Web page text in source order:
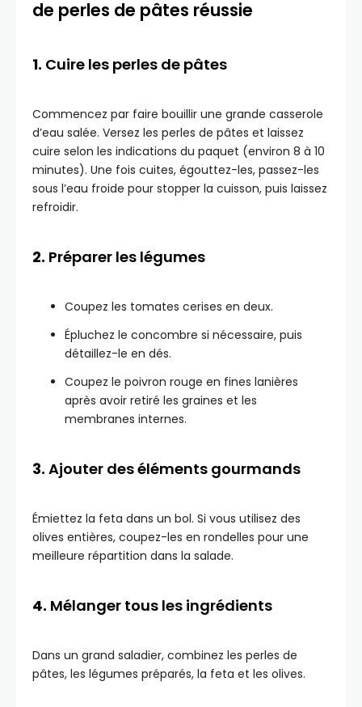
de perles de pâtes réussie
1. Cuire les perles de pâtes
Commencez par faire bouillir une grande casserole
d’eau salée. Versez les perles de pâtes et laissez
cuire selon les indications du paquet (environ 8 à 10
minutes). Une fois cuites, égouttez-les, passez-les
sous l’eau froide pour stopper la cuisson, puis laissez
refroidir.
2. Préparer les légumes
Coupez les tomates cerises en deux.
Épluchez le concombre si nécessaire, puis
détaillez-le en dés.
Coupez le poivron rouge en fines lanières
après avoir retiré les graines et les
membranes internes.
3. Ajouter des éléments gourmands
Émiettez la feta dans un bol. Si vous utilisez des
olives entières, coupez-les en rondelles pour une
meilleure répartition dans la salade.
4. Mélanger tous les ingrédients
Dans un grand saladier, combinez les perles de
pâtes, les légumes préparés, la feta et les olives.